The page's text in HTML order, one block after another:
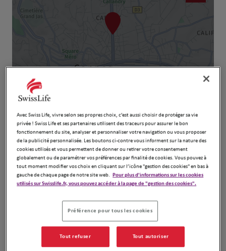
Leaflet| Map ©2026HERE
Votre agence Swiss Life à Cannes est votre partenaire
Avec Swiss Life, vivre selon ses propres choix, c’est aussi choisir de protéger sa vie
privée ! Swiss Life et ses partenaires utilisent des traceurs pour assurer le bon
fonctionnement du site, analyser et personnaliser votre navigation ou vous proposer
de la publicité personnalisée. Les boutons ci-contre vous informent sur la nature des
cookies utilisés et vous permettent de donner ou retirer votre consentement
globalement ou de paramétrer vos préférences par finalité de cookies. Vous pouvez à
tout moment modifier vos choix en cliquant sur l’icône "gestion des cookies" en bas à
gauche de chaque page de notre site web. Pour plus d'informations sur les cookies
utilisés sur Swisslife.fr, vous pouvez accéder à la page de "gestion des cookies".
Préférence pour tous les cookies
Tout refuser Tout autoriser